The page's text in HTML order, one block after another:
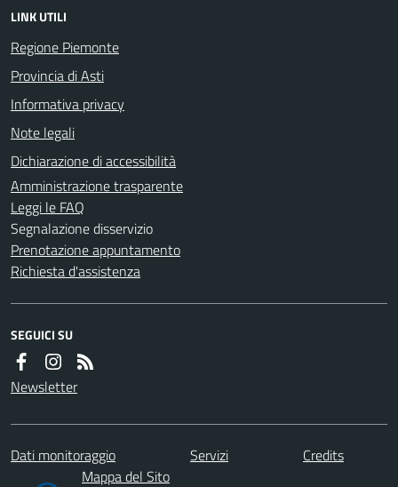
LINK UTILI
Regione Piemonte
Provincia di Asti
Informativa privacy
Note legali
Dichiarazione di accessibilità
Amministrazione trasparente
Leggi le FAQ
Segnalazione disservizio
Prenotazione appuntamento
Richiesta d'assistenza
SEGUICI SU
Newsletter
Dati monitoraggio Servizi
Credits
Mappa del Sito